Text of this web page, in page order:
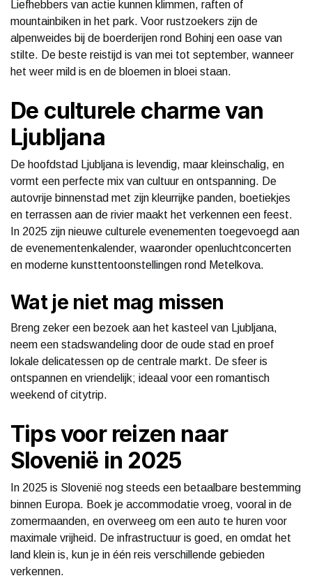
Liefhebbers van actie kunnen klimmen, raften of
mountainbiken in het park. Voor rustzoekers zijn de
alpenweides bij de boerderijen rond Bohinj een oase van
stilte. De beste reistijd is van mei tot september, wanneer
het weer mild is en de bloemen in bloei staan.
De culturele charme van
Ljubljana
De hoofdstad Ljubljana is levendig, maar kleinschalig, en
vormt een perfecte mix van cultuur en ontspanning. De
autovrije binnenstad met zijn kleurrijke panden, boetiekjes
en terrassen aan de rivier maakt het verkennen een feest.
In 2025 zijn nieuwe culturele evenementen toegevoegd aan
de evenementenkalender, waaronder openluchtconcerten
en moderne kunsttentoonstellingen rond Metelkova.
Wat je niet mag missen
Breng zeker een bezoek aan het kasteel van Ljubljana,
neem een stadswandeling door de oude stad en proef
lokale delicatessen op de centrale markt. De sfeer is
ontspannen en vriendelijk; ideaal voor een romantisch
weekend of citytrip.
Tips voor reizen naar
Slovenië in 2025
In 2025 is Slovenië nog steeds een betaalbare bestemming
binnen Europa. Boek je accommodatie vroeg, vooral in de
zomermaanden, en overweeg om een auto te huren voor
maximale vrijheid. De infrastructuur is goed, en omdat het
land klein is, kun je in één reis verschillende gebieden
verkennen.